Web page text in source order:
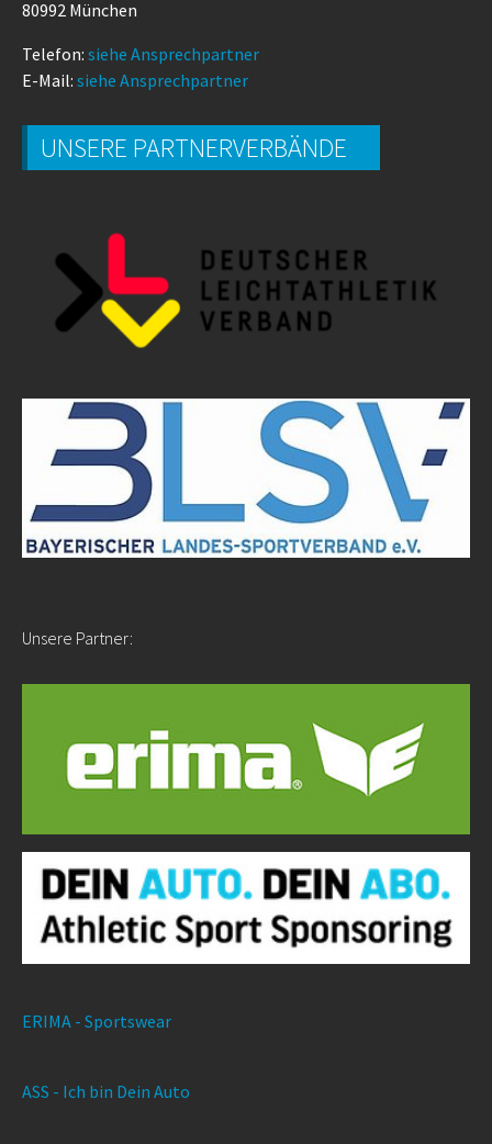
80992 München
Telefon: siehe Ansprechpartner
E-Mail: siehe Ansprechpartner
UNSERE PARTNERVERBÄNDE
Unsere Partner:
ERIMA - Sportswear
ASS - Ich bin Dein Auto